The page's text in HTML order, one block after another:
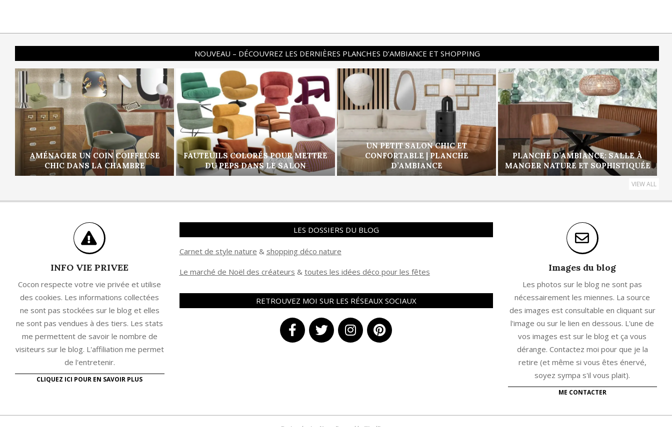
NOUVEAU – DÉCOUVREZ LES DERNIÈRES PLANCHES D’AMBIANCE ET SHOPPING
AMÉNAGER UN COIN COIFFEUSE
CHIC DANS LA CHAMBRE
FAUTEUILS COLORÉS POUR METTRE
DU PEPS DANS LE SALON
UN PETIT SALON CHIC ET
CONFORTABLE | PLANCHE
D’AMBIANCE
PLANCHE D’AMBIANCE: SALLE À
MANGER NATURE ET SOPHISTIQUÉE
VIEW ALL
INFO VIE PRIVEE
Cocon respecte votre vie privée et utilise
des cookies. Les informations collectées
ne sont pas stockées sur le blog et elles
ne sont pas vendues à des tiers. Les stats
me permettent de savoir le nombre de
visiteurs sur le blog. L'affiliation me permet
de l'entretenir.
CLIQUEZ ICI POUR EN SAVOIR PLUS
LES DOSSIERS DU BLOG
Carnet de style nature & shopping déco nature
Le marché de Noël des créateurs & toutes les idées déco pour les fêtes
RETROUVEZ MOI SUR LES RÉSEAUX SOCIAUX
Images du blog
Les photos sur le blog ne sont pas
nécessairement les miennes. La source
des images est consultable en cliquant sur
l'image ou sur le lien en dessous. L'une de
vos images est sur le blog et ça vous
dérange. Contactez moi pour que je la
retire (et même si vous êtes énervé,
soyez sympa s'il vous plait).
ME CONTACTER